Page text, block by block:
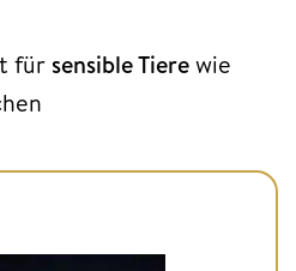
für sensible Tierewie